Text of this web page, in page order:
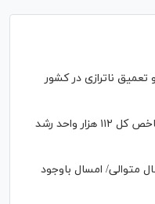
ناترازی در کشور
سبزپوشی گسترده بازار بورس؛ شاخص کل ۱۱۲ هزار واحد رشد
متوالی/ امسال باوجود